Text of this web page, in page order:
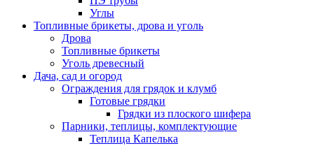
Углы
Топливные брикеты, дрова и уголь
Дрова
Топливные брикеты
Уголь древесный
Дача, сад и огород
Ограждения для грядок и клумб
Готовые грядки
Грядки из плоского шифера
Парники, теплицы, комплектующие
Теплица Капелька